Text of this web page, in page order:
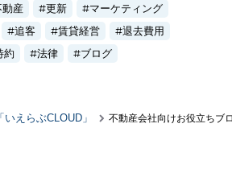
動産 更新
マーケティング
追客 賃貸経営
退去費用
約 法律 ブログ
えらぶCLOUD」 不動産会社向けお役立ちブ